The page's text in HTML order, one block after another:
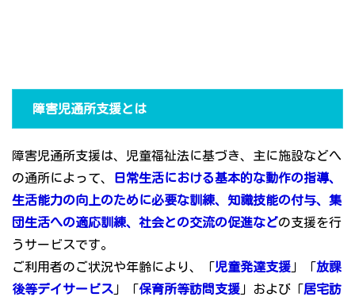
障害児通所支援とは
障害児通所支援は、児童福祉法に基づき、主に施設などへ
の通所によって、
日常生活における基本的な動作の指導、
生活能力の向上のために必要な訓練、知識技能の付与、集
団生活への適応訓練、社会との交流の促進などの支援を行
うサービスです。
ご利用者のご状況や年齢により、「児童発達支援 」「放課
後等デイサービス 」「保育所等訪問支援 」および「居宅訪